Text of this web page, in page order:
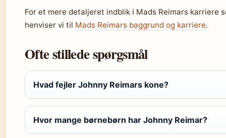
For et mere detaljeret indblik i Mads Reimars karriere
henviser vi til Mads Reimars baggrund og karriere.
Ofte stillede spørgsmål
Hvad fejler Johnny Reimars kone?
Hvor mange børnebørn har Johnny Reimar?